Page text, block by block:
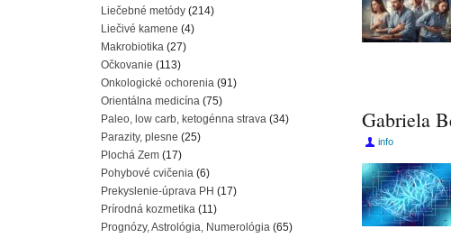
Gabriela
info
Liečebné metódy (214)
Liečivé kamene (4)
Makrobiotika (27)
Očkovanie (113)
Onkologické ochorenia (91)
Orientálna medicína (75)
Paleo, low carb, ketogénna strava (34)
Parazity, plesne (25)
Plochá Zem (17)
Pohybové cvičenia (6)
Prekyslenie-úprava PH (17)
Prírodná kozmetika (11)
Prognózy, Astrológia, Numerológia (65)